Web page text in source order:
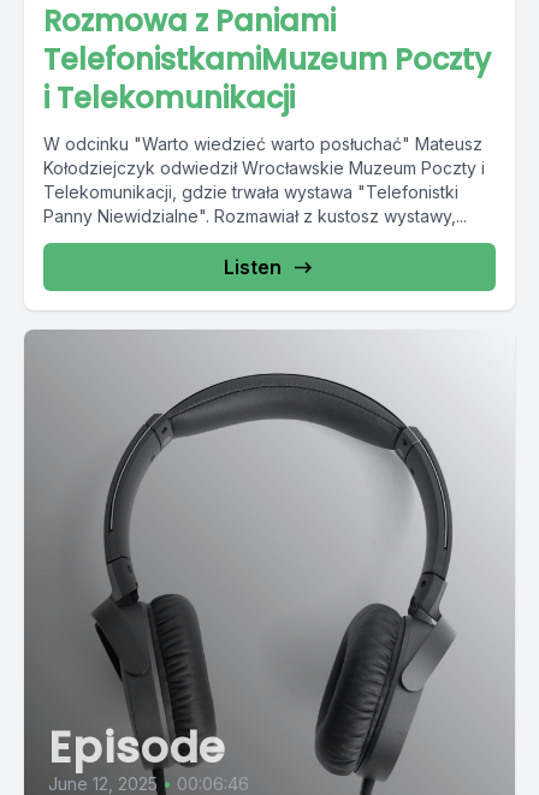
Rozmowa z Paniami
TelefonistkamiMuzeum Poczty
i Telekomunikacji
W odcinku "Warto wiedzieć warto posłuchać" Mateusz
Kołodziejczyk odwiedził Wrocławskie Muzeum Poczty i
Telekomunikacji, gdzie trwała wystawa "Telefonistki
Panny Niewidzialne". Rozmawiał z kustosz wystawy,...
Listen
Episode
June 12, 2025 • 00:06:46